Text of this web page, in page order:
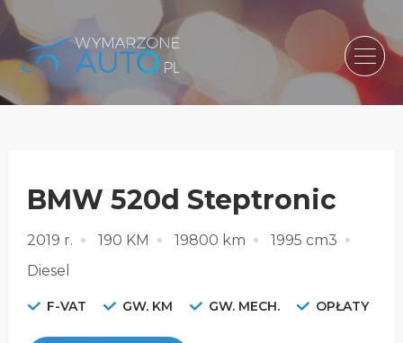
BMW 520d Steptronic
2019 r. 190 KM 19800 km
1995 cm3
Diesel
F-VAT GW. KM GW. MECH. OPŁATY